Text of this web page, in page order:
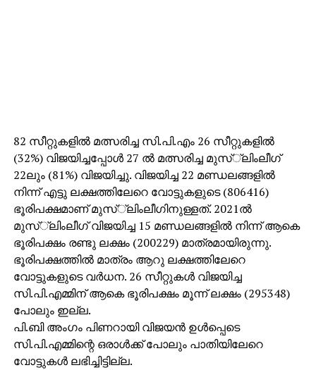
82 സീറ്റുകളില്‍ മത്സരിച്ച സി.പി.എം 26 സീറ്റുകളില്‍
(32%) വിജയിച്ചപ്പോള്‍ 27 ല്‍ മത്സരിച്ച മുസ്്‌ലിംലീഗ്
22ലും (81%) വിജയിച്ചു. വിജയിച്ച 22 മണ്ഡലങ്ങളില്‍
നിന്ന് എട്ടു ലക്ഷത്തിലേറെ വോട്ടുകളുടെ (806416)
ഭൂരിപക്ഷമാണ് മുസ്്‌ലിംലീഗിനുള്ളത്. 2021ല്‍
മുസ്്‌ലിംലീഗ് വിജയിച്ച 15 മണ്ഡലങ്ങളില്‍ നിന്ന് ആകെ
ഭൂരിപക്ഷം രണ്ടു ലക്ഷം (200229) മാത്രമായിരുന്നു.
ഭൂരിപക്ഷത്തില്‍ മാത്രം ആറു ലക്ഷത്തിലേറെ
വോട്ടുകളുടെ വര്‍ധന. 26 സീറ്റുകള്‍ വിജയിച്ച
സി.പി.എമ്മിന് ആകെ ഭൂരിപക്ഷം മൂന്ന് ലക്ഷം (295348)
പോലും ഇല്ല.
പി.ബി അംഗം പിണറായി വിജയന്‍ ഉള്‍പ്പെടെ
സി.പി.എമ്മിന്റെ ഒരാള്‍ക്ക് പോലും പാതിയിലേറെ
വോട്ടുകള്‍ ലഭിച്ചിട്ടില്ല.